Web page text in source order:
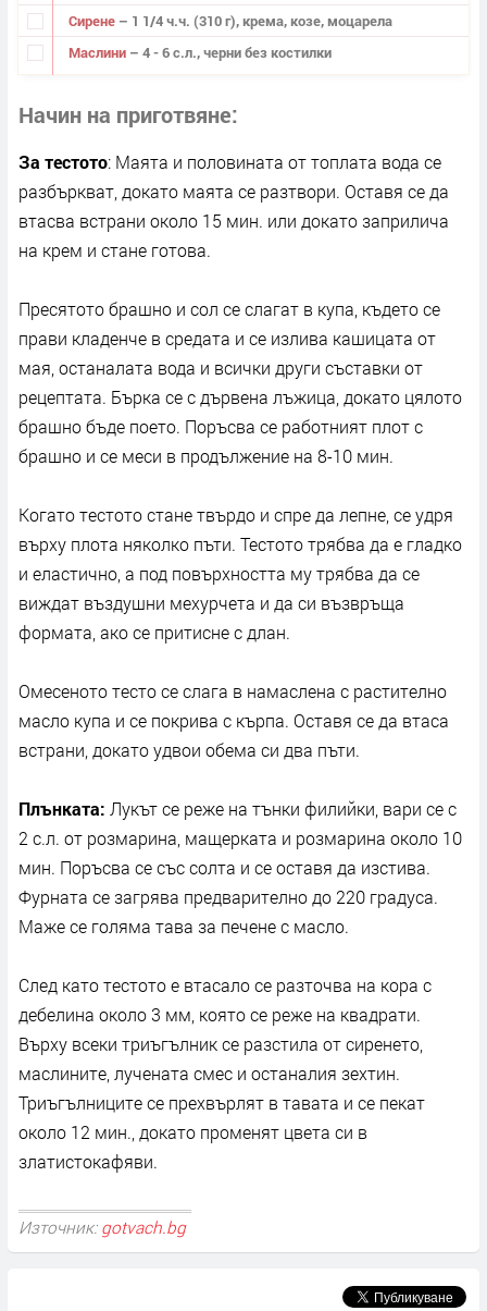
Сирене – 1 1/4 ч.ч. (310 г), крема, козе, моцарела
Маслини – 4 - 6 с.л., черни без костилки
Начин на приготвяне
За тестото: Маята и половината от топлата вода се
разбъркват, докато маята се разтвори. Оставя се да
втасва встрани около 15 мин. или докато заприлича
на крем и стане готова.
Пресятото брашно и сол се слагат в купа, където се
прави кладенче в средата и се излива кашицата от
мая, останалата вода и всички други съставки от
рецептата. Бърка се с дървена лъжица, докато цялото
брашно бъде поето. Поръсва се работният плот с
брашно и се меси в продължение на 8-10 мин.
Когато тестото стане твърдо и спре да лепне, се удря
върху плота няколко пъти. Тестото трябва да е гладко
и еластично, а под повърхността му трябва да се
виждат въздушни мехурчета и да си възвръща
формата, ако се притисне с длан.
Омесеното тесто се слага в намаслена с растително
масло купа и се покрива с кърпа. Оставя се да втаса
встрани, докато удвои обема си два пъти.
Плънката: Лукът се реже на тънки филийки, вари се с
2 с.л. от розмарина, мащерката и розмарина около 10
мин. Поръсва се със солта и се оставя да изстива.
Фурната се загрява предварително до 220 градуса.
Маже се голяма тава за печене с масло.
След като тестото е втасало се разточва на кора с
дебелина около 3 мм, която се реже на квадрати.
Върху всеки триъгълник се разстила от сиренето,
маслините, лучената смес и останалия зехтин.
Триъгълниците се прехвърлят в тавата и се пекат
около 12 мин., докато променят цвета си в
златистокафяви.
Източник: gotvach.bg